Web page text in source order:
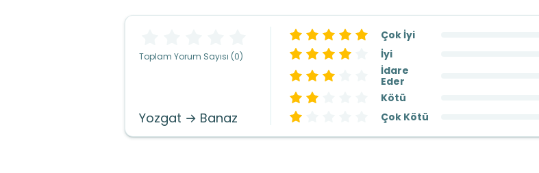
Toplam Yorum Sayısı (0)
Yozgat → Banaz
Çok İyi
İyi
İdare
Eder
Kötü
Çok Kötü